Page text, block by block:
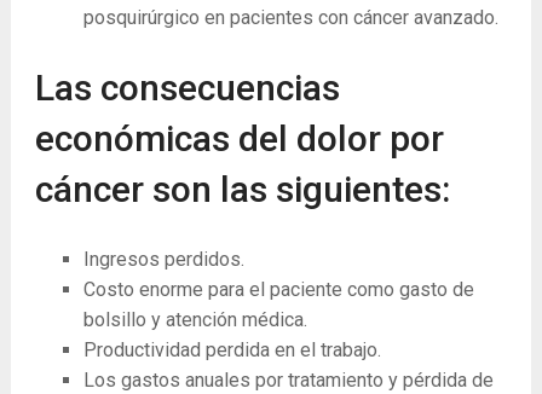
posquirúrgico en pacientes con cáncer avanzado.
Las consecuencias
económicas del dolor por
cáncer son las siguientes:
Ingresos perdidos.
Costo enorme para el paciente como gasto de
bolsillo y atención médica.
Productividad perdida en el trabajo.
Los gastos anuales por tratamiento y pérdida de